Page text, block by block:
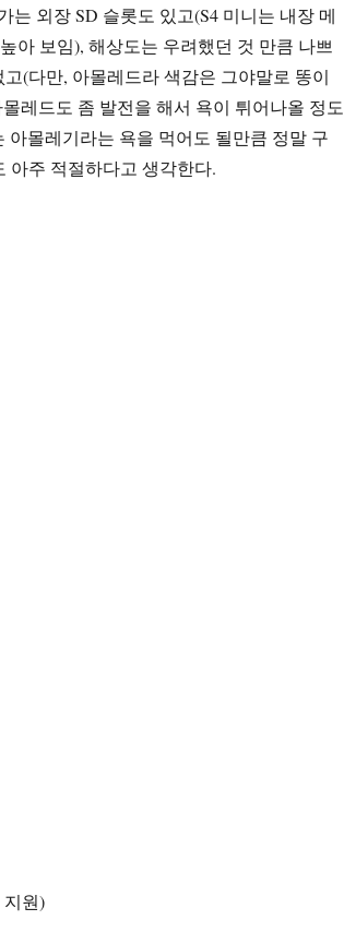
는 외장 SD 슬롯도 있고(S4 미니는 내장 메
아 보임), 해상도는 우려했던 것 만큼 나쁘
(다만, 아몰레드라 색감은 그야말로 똥이
레드도 좀 발전을 해서 욕이 튀어나올 정도
몰레기라는 욕을 먹어도 될만큼 정말 구
아주 적절하다고 생각한다.
지원)